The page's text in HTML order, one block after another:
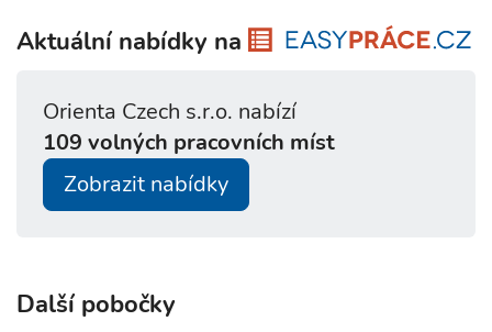
Aktuální nabídky na
Orienta Czech s.r.o. nabízí
109 volných pracovních míst
Zobrazit nabídky
Další pobočky